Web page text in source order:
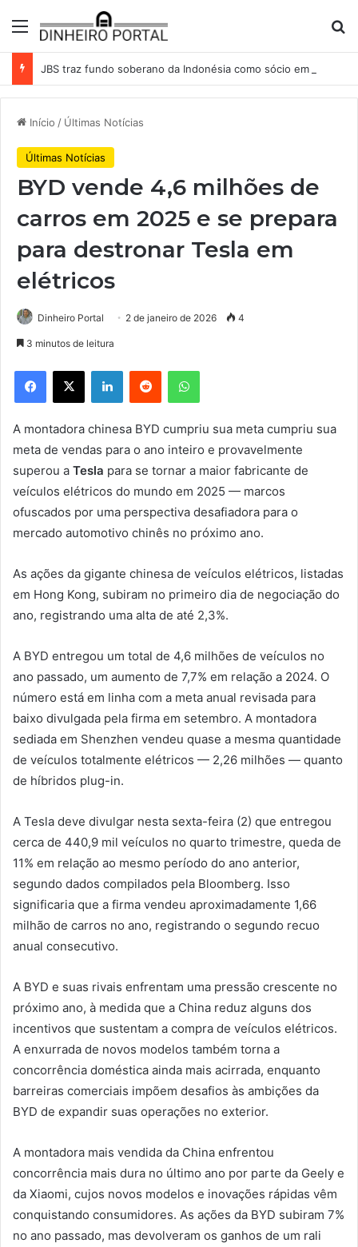
Menu
Início / Últimas Notícias
Últimas Notícias
BYD vende 4,6 milhões de
carros em 2025 e se prepara
para destronar Tesla em
elétricos
Dinheiro Portal 2 de janeiro de 2026 4
3 minutos de leitura
Facebook
X LinkedinReddit WhatsApp
A montadora chinesa BYD cumpriu sua meta cumpriu sua
meta de vendas para o ano inteiro e provavelmente
superou a Tesla para se tornar a maior fabricante de
veículos elétricos do mundo em 2025 — marcos
ofuscados por uma perspectiva desafiadora para o
mercado automotivo chinês no próximo ano.
As ações da gigante chinesa de veículos elétricos, listadas
em Hong Kong, subiram no primeiro dia de negociação do
ano, registrando uma alta de até 2,3%.
A BYD entregou um total de 4,6 milhões de veículos no
ano passado, um aumento de 7,7% em relação a 2024. O
número está em linha com a meta anual revisada para
baixo divulgada pela firma em setembro. A montadora
sediada em Shenzhen vendeu quase a mesma quantidade
de veículos totalmente elétricos — 2,26 milhões — quanto
de híbridos plug-in.
A Tesla deve divulgar nesta sexta-feira (2) que entregou
cerca de 440,9 mil veículos no quarto trimestre, queda de
11% em relação ao mesmo período do ano anterior,
segundo dados compilados pela Bloomberg. Isso
significaria que a firma vendeu aproximadamente 1,66
milhão de carros no ano, registrando o segundo recuo
anual consecutivo.
A BYD e suas rivais enfrentam uma pressão crescente no
próximo ano, à medida que a China reduz alguns dos
incentivos que sustentam a compra de veículos elétricos.
A enxurrada de novos modelos também torna a
concorrência doméstica ainda mais acirrada, enquanto
barreiras comerciais impõem desafios às ambições da
BYD de expandir suas operações no exterior.
A montadora mais vendida da China enfrentou
concorrência mais dura no último ano por parte da Geely e
da Xiaomi, cujos novos modelos e inovações rápidas vêm
conquistando consumidores. As ações da BYD subiram 7%
no ano passado, mas devolveram os ganhos de um rali